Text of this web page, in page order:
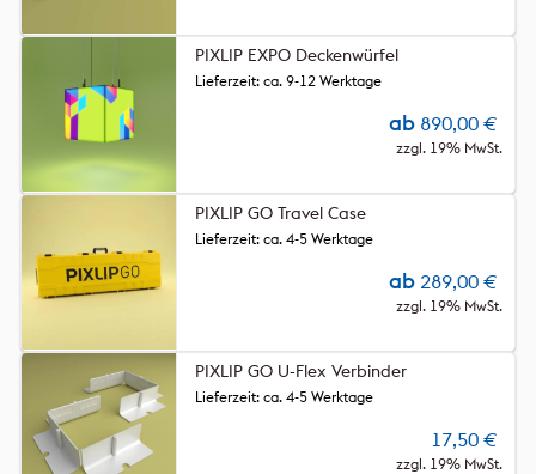
PIXLIP EXPO Deckenwürfel
ab 890,00 €
zzgl. 19% MwSt.
Lieferzeit: ca. 9-12 Werktage
PIXLIP GO Travel Case
ab 289,00 €
zzgl. 19% MwSt.
Lieferzeit: ca. 4-5 Werktage
PIXLIP GO U-Flex Verbinder
17,50 €
zzgl. 19% MwSt.
Lieferzeit: ca. 4-5 Werktage